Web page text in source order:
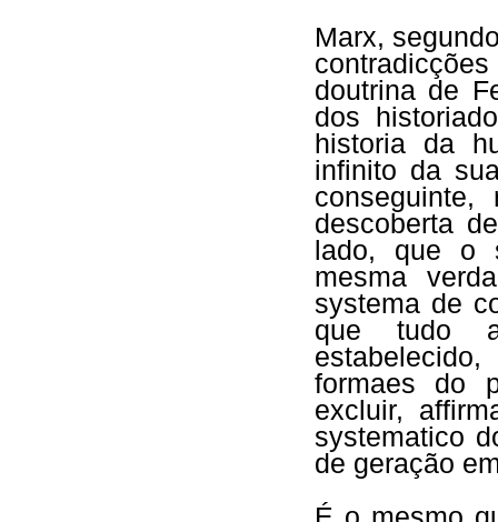
Marx,
doutrina de
dos
historia da
infinito da
descoberta
lado, que o
mesma
systema de
que tudo
formaes do
excluir,
systematico
de geração